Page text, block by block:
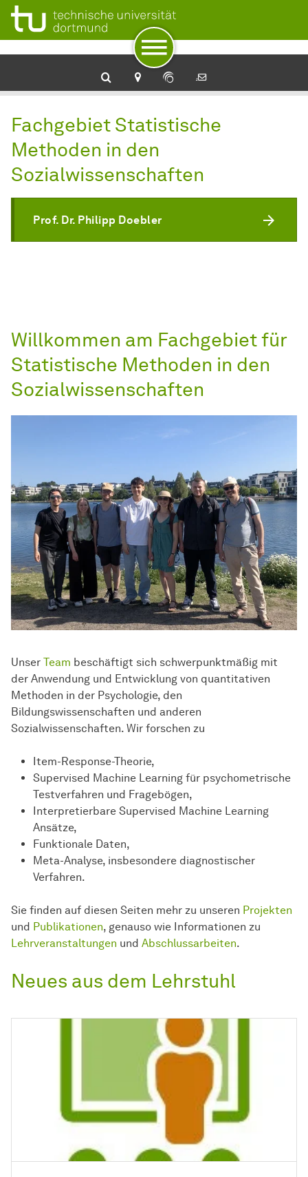
Zur Navigation
Zum Schnellzugriff
Zum Fuß der Seite mit weiteren Services
Zum Inhalt
Zur Startseite
Fachgebiet Statistische
Methoden in den
Sozialwissenschaften
Prof. Dr. Philipp Doebler
Willkommen am Fachgebiet für
Statistische Methoden in den
Sozialwissenschaften
Unser Team beschäftigt sich schwerpunktmäßig mit
der Anwendung und Entwicklung von quantitativen
Methoden in der Psychologie, den
Bildungswissenschaften und anderen
Sozialwissenschaften. Wir forschen zu
Item-Response-Theorie,
Supervised Machine Learning für psychometrische
Testverfahren und Fragebögen,
Interpretierbare Supervised Machine Learning
Ansätze,
Funktionale Daten,
Meta-Analyse, insbesondere diagnostischer
Verfahren.
Sie finden auf diesen Seiten mehr zu unseren Projekten
und Publikationen, genauso wie Informationen zu
Lehrveranstaltungen und Abschlussarbeiten.
Neues aus dem Lehrstuhl